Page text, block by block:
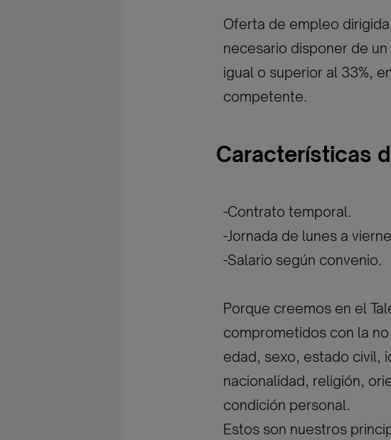
Oferta de empleo
necesario disponer de
igual o superior al 33%,
competente.
Características
-Contrato temporal.
-Jornada de lunes a
-Salario según convenio.
Porque creemos en el
comprometidos con la
edad, sexo, estado civil,
nacionalidad, religión,
condición personal.
Estos son nuestros